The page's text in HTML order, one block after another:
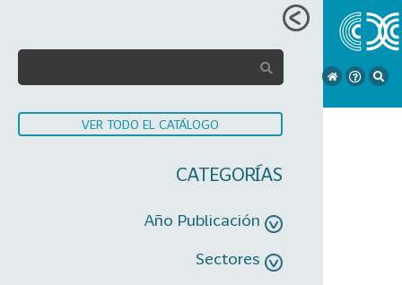
VER TODO EL CATÁLOGO
CATEGORÍAS
Año Publicación
Sectores